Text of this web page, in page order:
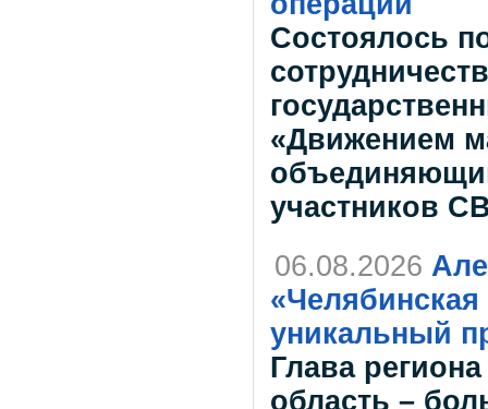
Состоялось
«Движением
участников
06.08.2026
уникальный
Глава
область –